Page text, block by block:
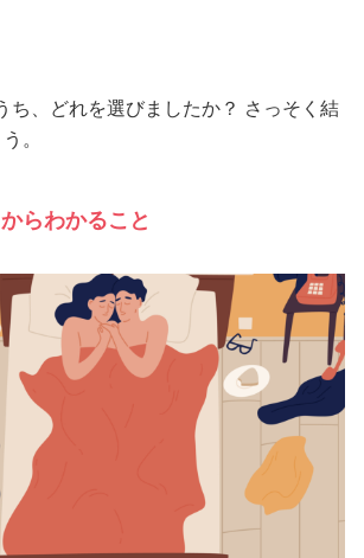
ち、どれを選びましたか？ さっそく結
。
らわかること